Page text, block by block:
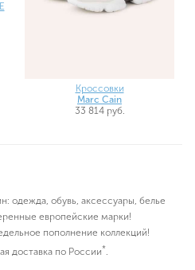
Кроссовки
Marc Cain
33 814 руб.
одежда, обувь, аксессуары, белье
европейские марки!
пополнение коллекций!
доставка по России*.